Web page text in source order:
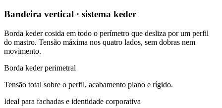
Bandeira vertical · sistema keder
Borda keder cosida em todo o perímetro que desliza por um perfil
do mastro. Tensão máxima nos quatro lados, sem dobras nem
movimento.
Borda keder perimetral
Tensão total sobre o perfil, acabamento plano e rígido.
Ideal para fachadas e identidade corporativa